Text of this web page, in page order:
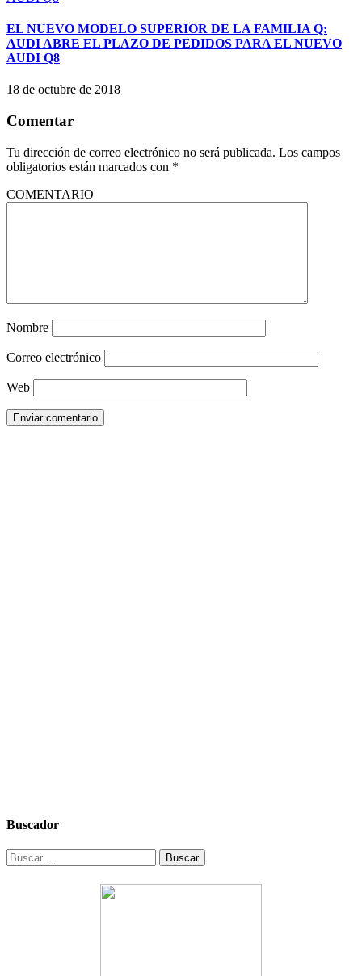
EL NUEVO MODELO SUPERIOR DE LA FAMILIA Q:
AUDI ABRE EL PLAZO DE PEDIDOS PARA EL NUEVO
AUDI Q8
18 de octubre de 2018
Comentar
Tu dirección de correo electrónico no será publicada. Los campos
obligatorios están marcados con *
COMENTARIO
Nombre
Correo electrónico
Web
Buscador
Buscar: